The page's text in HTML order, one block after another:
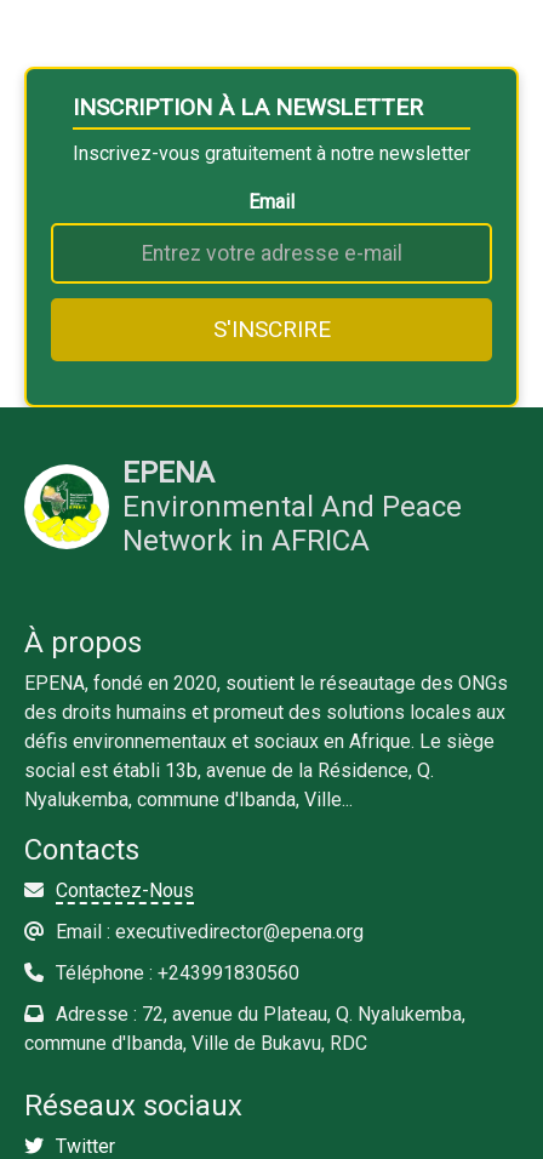
INSCRIPTION À LA NEWSLETTER
Inscrivez-vous gratuitement à notre newsletter
Email
EPENA
Environmental And Peace
Network in AFRICA
À propos
EPENA, fondé en 2020, soutient le réseautage des ONGs
des droits humains et promeut des solutions locales aux
défis environnementaux et sociaux en Afrique. Le siège
social est établi 13b, avenue de la Résidence, Q.
Nyalukemba, commune d'Ibanda, Ville...
Contacts
Contactez-Nous
Email : executivedirector@epena.org
Téléphone : +243991830560
Adresse : 72, avenue du Plateau, Q. Nyalukemba,
commune d'Ibanda, Ville de Bukavu, RDC
Réseaux sociaux
Twitter